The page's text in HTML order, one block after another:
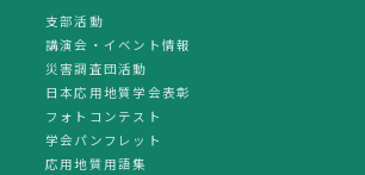
支部活動
講演会・イベント情報
災害調査団活動
日本応用地質学会表彰
フォトコンテスト
学会パンフレット
応用地質用語集